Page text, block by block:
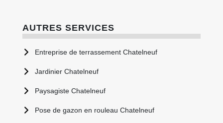
AUTRES SERVICES
Entreprise de terrassement Chatelneuf
Jardinier Chatelneuf
Paysagiste Chatelneuf
Pose de gazon en rouleau Chatelneuf